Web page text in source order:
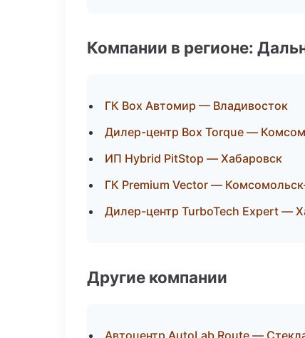
Компании в регионе:
ГК Box Автомир — Владивосток
Дилер-центр Box Torque —
ИП Hybrid PitStop — Хабаровск
ГК Premium Vector —
Дилер-центр TurboTech Expert —
Другие компании
Автоцентр AutoLab Route —